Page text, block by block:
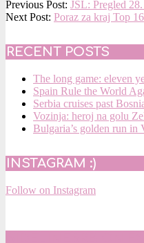
2016-
04-
Previous Post: JSL: Pregled
Next Post: Poraz za kraj Top 16
RECENT POSTS
The long game: eleven
Spain Rule the World
Serbia cruises past
Vozinja: heroj na golu
Bulgaria’s golden run in
INSTAGRAM :)
Follow on Instagram